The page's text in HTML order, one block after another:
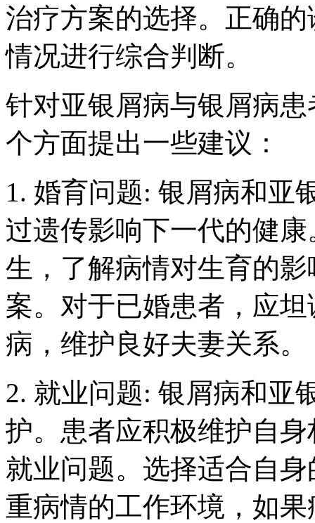
治疗方案的选择。正确
情况进行综合判断。
针对亚银屑病与银屑病
个方面提出一些建议：
1. 婚育问题: 银屑病和亚
过遗传影响下一代的健
生，了解病情对生育的
案。对于已婚患者，应
病，维护良好夫妻关系。
2. 就业问题: 银屑病和亚
护。患者应积极维护自
就业问题。选择适合自
重病情的工作环境，如